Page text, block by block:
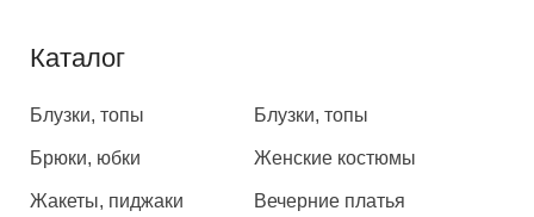
Каталог
Блузки, топы
Брюки, юбки
Жакеты, пиджаки
Блузки, топы
Женские костюмы
Вечерние платья